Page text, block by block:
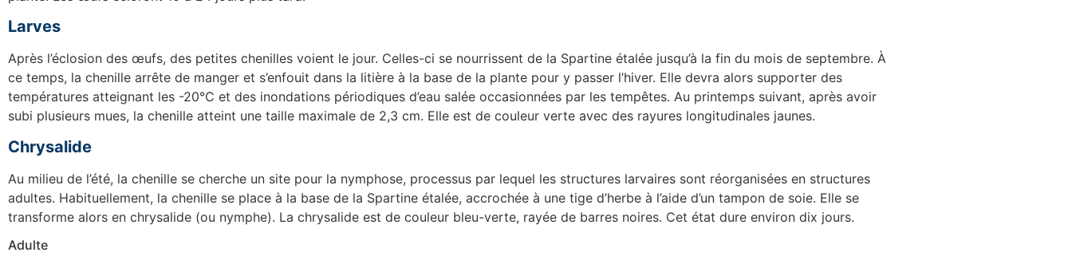
Larves
Après l’éclosion des œufs, des petites chenilles voient le jour. Celles-ci se nourrissent de la Spartine étalée jusqu’à la fin du mois de septembre. À
ce temps, la chenille arrête de manger et s’enfouit dans la litière à la base de la plante pour y passer l’hiver. Elle devra alors supporter des
températures atteignant les -20°C et des inondations périodiques d’eau salée occasionnées par les tempêtes. Au printemps suivant, après avoir
subi plusieurs mues, la chenille atteint une taille maximale de 2,3 cm. Elle est de couleur verte avec des rayures longitudinales jaunes.
Chrysalide
Au milieu de l’été, la chenille se cherche un site pour la nymphose, processus par lequel les structures larvaires sont réorganisées en structures
adultes. Habituellement, la chenille se place à la base de la Spartine étalée, accrochée à une tige d’herbe à l’aide d’un tampon de soie. Elle se
transforme alors en chrysalide (ou nymphe). La chrysalide est de couleur bleu-verte, rayée de barres noires. Cet état dure environ dix jours.
Adulte